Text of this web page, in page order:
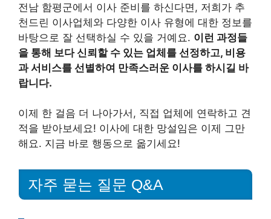
전남 함평군에서 이사 준비를 하신다면, 저희가 추
천드린 이사업체와 다양한 이사 유형에 대한 정보를
바탕으로 잘 선택하실 수 있을 거예요. 이런 과정들
을 통해 보다 신뢰할 수 있는 업체를 선정하고, 비용
과 서비스를 선별하여 만족스러운 이사를 하시길 바
랍니다.
이제 한 걸음 더 나아가서, 직접 업체에 연락하고 견
적을 받아보세요! 이사에 대한 망설임은 이제 그만
해요. 지금 바로 행동으로 옮기세요!
자주 묻는 질문 Q&A